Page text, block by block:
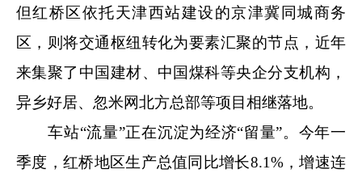
但红桥区依托天津西站建设的京津冀同城商务
区，则将交通枢纽转化为要素汇聚的节点，近年
来集聚了中国建材、中国煤科等央企分支机构，
异乡好居、忽米网北方总部等项目相继落地。
车站“流量”正在沉淀为经济“留量”。今年一
季度，红桥地区生产总值同比增长8.1%，增速连